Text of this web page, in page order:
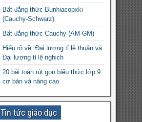
Bất đẳng thức Bunhiacopxki
(Cauchy-Schwarz)
Bất đẳng thức Cauchy (AM-GM)
Hiểu rõ về: Đại lượng tỉ lệ thuận và
Đại lượng tỉ lệ nghịch
20 bài toán rút gọn biểu thức lớp 9
cơ bản và nâng cao
Tin tức giáo dục